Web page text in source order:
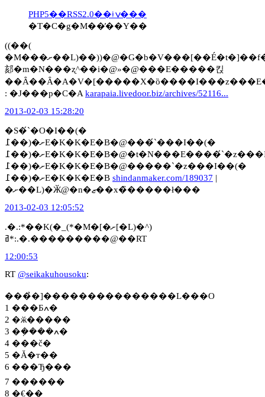
PHP5��RSS2.0��ǂݍ���
�T�C�g�M��̕��Y��
((��(
�M���ށ��L)��))�@�G�b�V���[��É�t�]��f�i�Ƃ����
郂�m�N���ʐ^��i�@»�@���E�����킩
: �J���p�C�A karapaia.livedoor.biz/archives/52116...
2013-02-03 15:28:20
�S�́`�O�I��(�
߁��)�ށE�K�K�E�B�@���́`���I��(�
߁��)�ށE�K�K�E�B�@�t�N���E����́`�z���I��(�
߁��)�ށE�K�K�E�B�@�����`�z���I��(�
߁��)�ށE�K�K�E�B shindanmaker.com/189037 |
�ށ��L)�Ӂ@�n�ޒ��x�̏�����ł���
2013-02-03 12:05:52
.�.:*��K(�_(*�M�[�ށ[�L)�^)
ߥ*:.�.���������@��RT
12:00:53
RT @seikakuhousoku:
���̉�]���������������L���O
1 ���Ƃߍ�
2 �ӂ�����
3 �݂����ߍ�
4 ���č�
5 �Ă�т��
6 ���Ђ���
7 ������
8 �€��